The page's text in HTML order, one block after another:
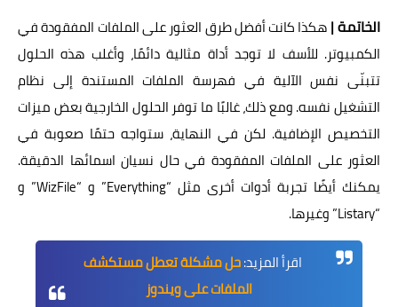
الخاتمة |هكذا كانت أفضل طرق العثور على الملفات المفقودة في
الكمبيوتر. للأسف لا توجد أداة مثالية دائمًا، وأغلب هذه الحلول
تتبنّى نفس الآلية في فهرسة الملفات المستندة إلى نظام
التشغيل نفسه. ومع ذلك، غالبًا ما توفر الحلول الخارجية بعض ميزات
التخصيص الإضافية. لكن في النهاية، ستواجه حتمًا صعوبة في
العثور على الملفات المفقودة في حال نسيان اسمائها الدقيقة.
يمكنك أيضًا تجربة أدوات أخرى مثل “Everything” و “WizFile” و
“Listary” وغيرها.
اقرأ المزيد:حل مشكلة تعطل مستكشف
الملفات على ويندوز